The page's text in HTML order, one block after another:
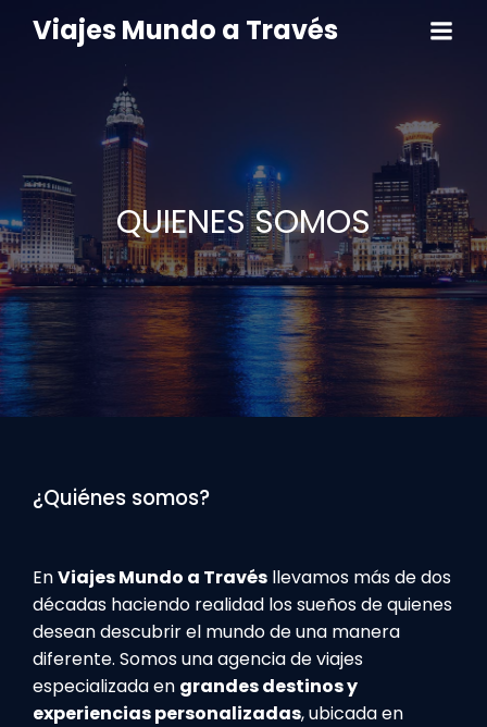
Viajes Mundo a Través
QUIENES SOMOS
¿Quiénes somos?
EnViajes Mundo a Través llevamos más de dos
décadas haciendo realidad los sueños de quienes
desean descubrir el mundo de una manera
diferente. Somos una agencia de viajes
especializada en grandes destinos y
experiencias personalizadas, ubicada en